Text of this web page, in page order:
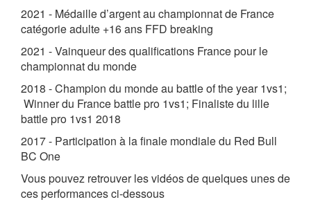
2021 - Médaille d’argent au championnat de France
catégorie adulte +16 ans FFD breaking
2021 - Vainqueur des qualifications France pour le
championnat du monde
2018 - Champion du monde au battle of the year 1vs1;
Winner du France battle pro 1vs1; Finaliste du lille
battle pro 1vs1 2018
2017 - Participation à la finale mondiale du Red Bull
BC One
Vous pouvez retrouver les vidéos de quelques unes de
ces performances ci-dessous